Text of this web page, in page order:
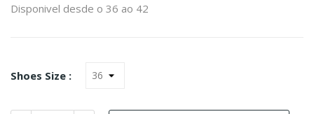
Disponivel desde o 36 ao 42
Shoes Size :